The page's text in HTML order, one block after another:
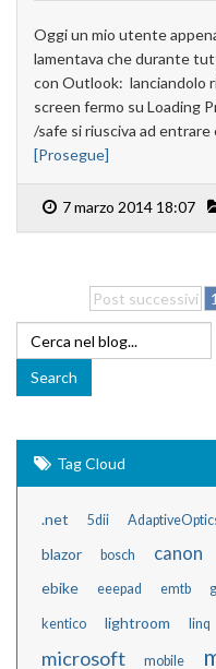
Oggi un mio utente
lamentava che durante
con Outlook: lanciandolo
screen fermo su Loading
/safe si riusciva ad entrare
[Prosegue]
7 marzo 2014 18:07
Post successivi 1
Tag Cloud
.net 5dii
blazor bosch canon
ebike eeepad emtb
kentico lightroom linq
microsoft mobile